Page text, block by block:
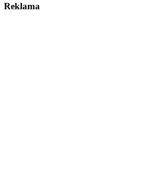
Reklama